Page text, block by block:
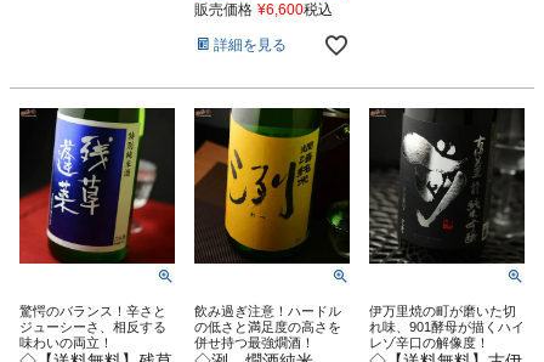
販売価格 ¥6,600税込
詳細を見る
驚愕のバランス！辛さと
ジューシーさ、相反する
味わいの両立！
飲み過ぎ注意！ハードル
の低さと満足度の高さを
併せ持つ最強燗酒！
伊万里焼の町が磨いた切
れ味、901酵母が描くハイ
レゾ辛口の解像度！